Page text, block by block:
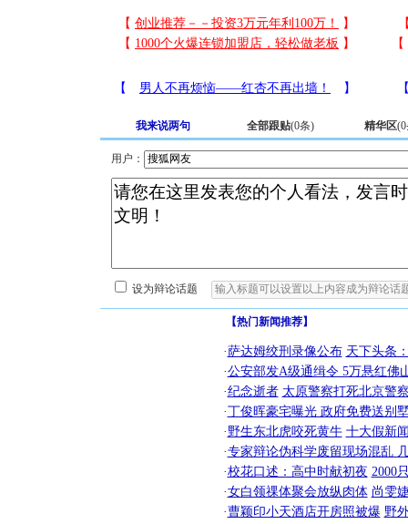
我来说两句 全部跟贴(0条) 精华区(0
用户：
设为辩论话题
【热门新闻推荐】
·萨达姆绞刑录像公布 天下头条
·公安部发A级通缉令 5万悬红佛
·纪念逝者 太原警察打死北京警
·丁俊晖豪宅曝光 政府免费送别
·野生东北虎咬死黄牛 十大假新
·专家辩论伪科学废留现场混乱
·校花口述：高中时献初夜 2000
·女白领祼体聚会放纵肉体 尚雯
·曹颖印小天酒店开房照被爆 野